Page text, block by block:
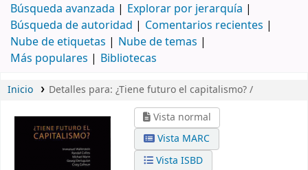
Búsqueda avanzada
Explorar por jerarquía
Búsqueda de autoridad
Comentarios recientes
Nube de etiquetas
Nube de temas
Más populares
Bibliotecas
Inicio Detalles para: ¿Tiene futuro el capitalismo? /
Vista normal
Vista MARC
Vista ISBD